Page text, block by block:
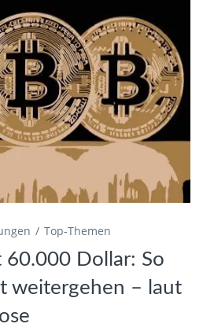
Top-Themen
60.000 Dollar: So
weitergehen – laut